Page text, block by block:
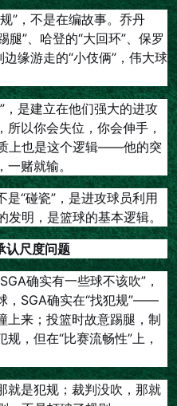
”，不是在编故事。乔丹
腿”、哈登的“大回环”、保罗
缘游走的“小伎俩”，伟大球
，是建立在他们强大的进攻
以你会失位，你会伸手，
上也是这个逻辑——他的突
赌就输。
是“碰瓷”，是进攻球员利用
明，是篮球的基本逻辑。
认尺度问题
确实有一些球不该吹”，
，SGA确实在“找犯规”——
上来；投篮时故意踢腿，制
，但在“比赛流畅性”上，
就是犯规；裁判没吹，那就